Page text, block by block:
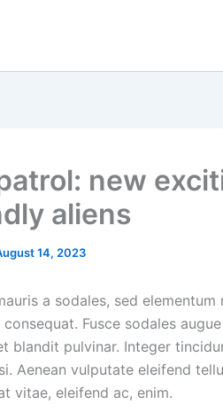
new
aliens
14, 2023
a sodales, sed
Fusce sodales
blandit pulvinar. Integer
Aenean vulputate eleifend
vitae, eleifend ac, enim.